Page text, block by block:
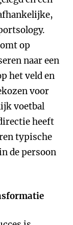
op
naar een
het veld en
voor
voetbal
heeft
typische
de persoon